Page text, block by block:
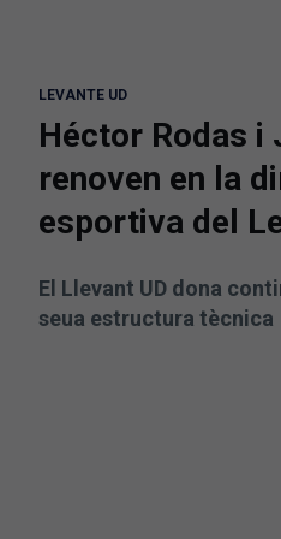
LEVANTE UD
Héctor Rodas i
renoven en la
esportiva del
El Llevant UD dona
seua estructura tècnica